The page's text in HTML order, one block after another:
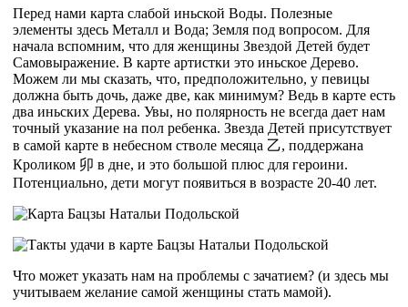
Перед нами карта слабой иньской Воды. Полезные
элементы здесь Металл и Вода; Земля под вопросом. Для
начала вспомним, что для женщины Звездой Детей будет
Самовыражение. В карте артистки это иньское Дерево.
Можем ли мы сказать, что, предположительно, у певицы
должна быть дочь, даже две, как минимум? Ведь в карте есть
два иньских Дерева. Увы, но полярность не всегда дает нам
точный указание на пол ребенка. Звезда Детей присутствует
в самой карте в небесном стволе месяца 乙, поддержана
Кроликом 卯 в дне, и это большой плюс для героини.
Потенциально, дети могут появиться в возрасте 20-40 лет.
Что может указать нам на проблемы с зачатием? (и здесь мы
учитываем желание самой женщины стать мамой).